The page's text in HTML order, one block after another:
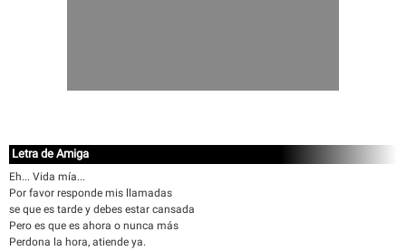
Letra de Amiga
Eh... Vida mía...
Por favor responde mis llamadas
se que es tarde y debes estar cansada
Pero es que es ahora o nunca más
Perdona la hora, atiende ya.